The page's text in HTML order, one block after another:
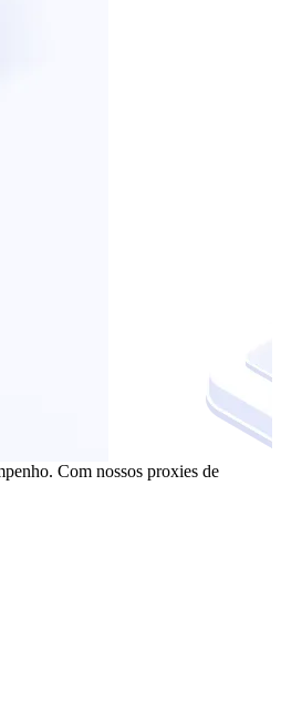
Com nossos proxies de